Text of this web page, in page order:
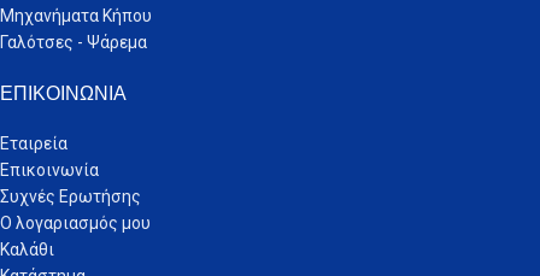
Μηχανήματα Κήπου
Γαλότσες - Ψάρεμα
ΕΠΙΚΟΙΝΩΝΊΑ
Εταιρεία
Επικοινωνία
Συχνές Ερωτήσης
Ο λογαριασμός μου
Καλάθι